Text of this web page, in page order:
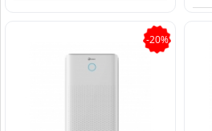
HƯNG YÊN
-20%